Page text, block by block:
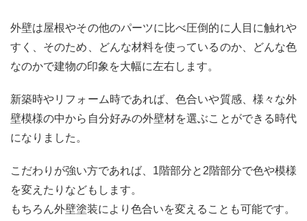
決め
る
（デ
ザイ
ン
住宅
を保
（耐
久
性・
防水
外壁は屋根やその他のパーツに比べ圧倒的に人目に触れや
すく、そのため、どんな材料を使っているのか、どんな色
なのかで建物の印象を大幅に左右します。
新築時やリフォーム時であれば、色合いや質感、様々な外
壁模様の中から自分好みの外壁材を選ぶことができる時代
になりました。
こだわりが強い方であれば、1階部分と2階部分で色や模様
を変えたりなどもします。
もちろん外壁塗装により色合いを変えることも可能です。